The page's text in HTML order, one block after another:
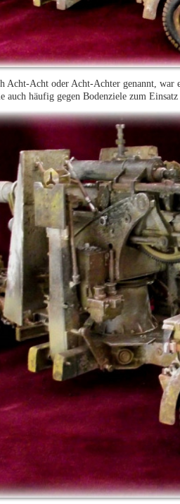
Acht-Acht oder Acht-Achter genannt, war
auch häufig gegen Bodenziele zum